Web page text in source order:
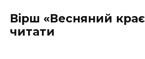
Вірш «Весняний
читати